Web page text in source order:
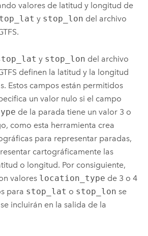
valores de latitud y longitud de
y stop_lon del archivo
y stop_lon del archivo
definen la latitud y la longitud
Estos campos están permitidos
un valor nulo si el campo
de la parada tiene un valor 3 o
como esta herramienta crea
para representar paradas,
cartográficamente las
o longitud. Por consiguiente,
valores location_type de 3 o 4
para stop_lat o stop_lon se
incluirán en la salida de la